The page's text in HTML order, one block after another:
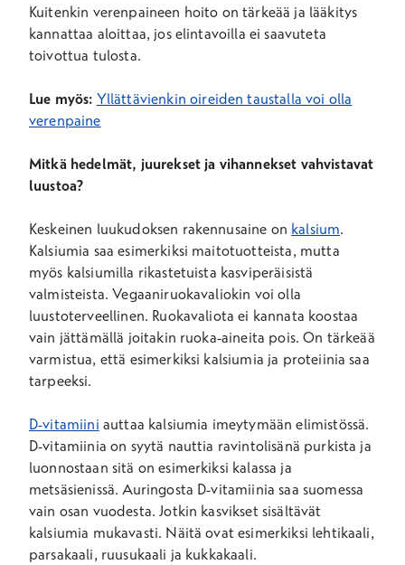
Kuitenkin verenpaineen hoito on tärkeää ja lääkitys
kannattaa aloittaa, jos elintavoilla ei saavuteta
toivottua tulosta.
Lue myös: Yllättävienkin oireiden taustalla voi olla
verenpaine
Mitkä hedelmät, juurekset ja vihannekset vahvistavat
luustoa?
Keskeinen luukudoksen rakennusaine on kalsium.
Kalsiumia saa esimerkiksi maitotuotteista, mutta
myös kalsiumilla rikastetuista kasviperäisistä
valmisteista. Vegaaniruokavaliokin voi olla
luustoterveellinen. Ruokavaliota ei kannata koostaa
vain jättämällä joitakin ruoka-aineita pois. On tärkeää
varmistua, että esimerkiksi kalsiumia ja proteiinia saa
tarpeeksi.
D-vitamiini auttaa kalsiumia imeytymään elimistössä.
D-vitamiinia on syytä nauttia ravintolisänä purkista ja
luonnostaan sitä on esimerkiksi kalassa ja
metsäsienissä. Auringosta D-vitamiinia saa suomessa
vain osan vuodesta. Jotkin kasvikset sisältävät
kalsiumia mukavasti. Näitä ovat esimerkiksi lehtikaali,
parsakaali, ruusukaali ja kukkakaali.